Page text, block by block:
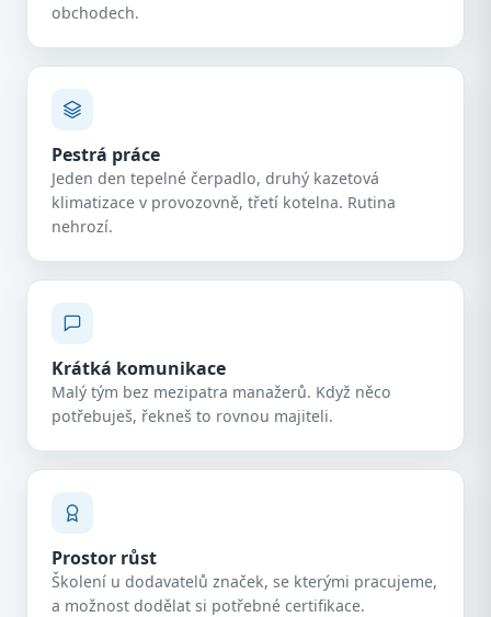
obchodech.
Pestrá práce
Jeden den tepelné čerpadlo, druhý kazetová
klimatizace v provozovně, třetí kotelna. Rutina
nehrozí.
Krátká komunikace
Malý tým bez mezipatra manažerů. Když něco
potřebuješ, řekneš to rovnou majiteli.
Prostor růst
Školení u dodavatelů značek, se kterými pracujeme,
a možnost dodělat si potřebné certifikace.